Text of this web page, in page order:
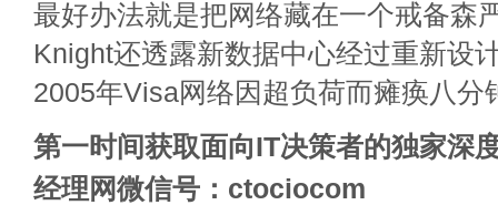
最好办法就是把网络藏在一个戒备森
Knight还透露新数据中心经过重新设
2005年Visa网络因超负荷而瘫痪八分
第一时间获取面向IT决策者的独家深
经理网微信号：ctociocom